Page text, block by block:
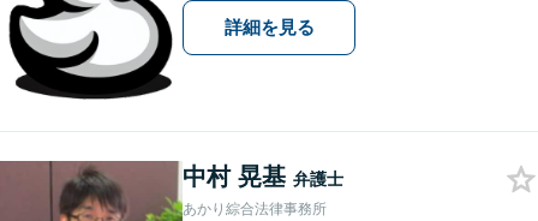
詳細を見る
中村 晃基 弁護士
あかり綜合法律事務所